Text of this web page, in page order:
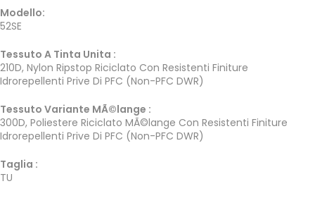
Modello:
52SE
Tessuto A Tinta Unita :
210D, Nylon Ripstop Riciclato Con Resistenti Finiture
Idrorepellenti Prive Di PFC (Non-PFC DWR)
Tessuto Variante MÃ©lange :
300D, Poliestere Riciclato MÃ©lange Con Resistenti Finiture
Idrorepellenti Prive Di PFC (Non-PFC DWR)
Taglia :
TU